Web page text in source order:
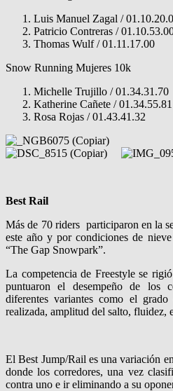
Luis Manuel Zagal /
Patricio Contreras /
Thomas Wulf / 01.11.17.00
Snow Running Mujeres 10k
Michelle Trujillo / 01.34.31.70
Katherine Cañete / 01.34.55.81
Rosa Rojas / 01.43.41.32
Best Rail
Más de 70 riders participaron en la
este año y por condiciones de
“The Gap Snowpark”.
La competencia de Freestyle se
puntuaron el desempeño de los
diferentes variantes como el
realizada, amplitud del salto, fluidez,
El Best Jump/Rail es una variación
donde los corredores, una vez
contra uno e ir eliminando a su